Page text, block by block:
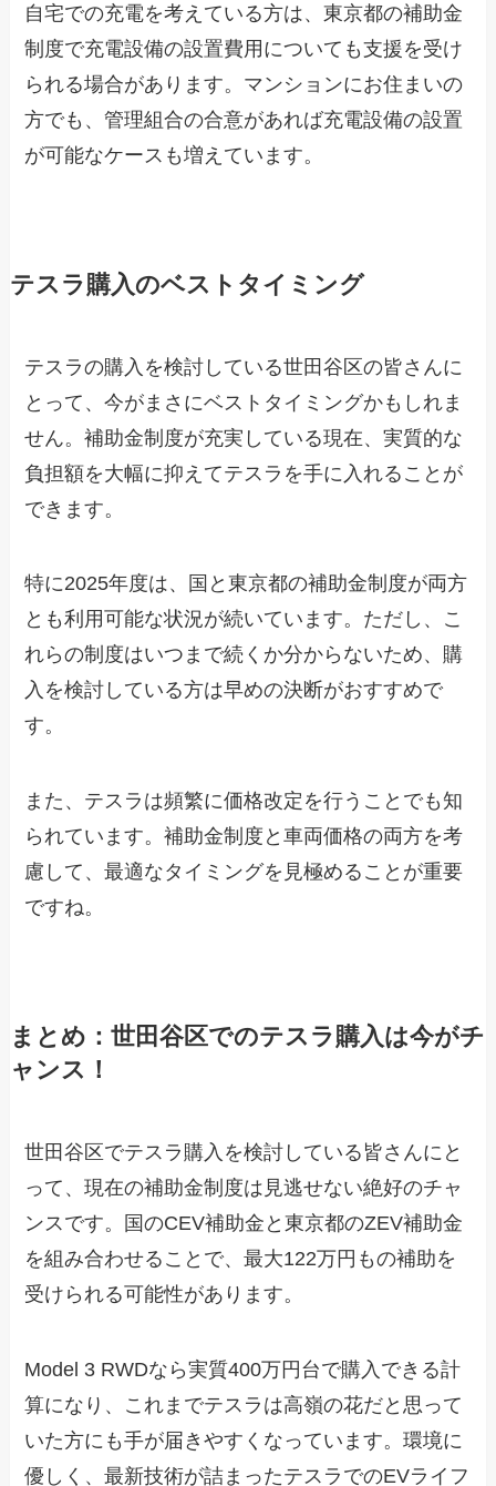
自宅での充電を考えている方は、東京都の補助金
制度で充電設備の設置費用についても支援を受け
られる場合があります。マンションにお住まいの
方でも、管理組合の合意があれば充電設備の設置
が可能なケースも増えています。
テスラ購入のベストタイミング
テスラの購入を検討している世田谷区の皆さんに
とって、今がまさにベストタイミングかもしれま
せん。補助金制度が充実している現在、実質的な
負担額を大幅に抑えてテスラを手に入れることが
できます。
特に2025年度は、国と東京都の補助金制度が両方
とも利用可能な状況が続いています。ただし、こ
れらの制度はいつまで続くか分からないため、購
入を検討している方は早めの決断がおすすめで
す。
また、テスラは頻繁に価格改定を行うことでも知
られています。補助金制度と車両価格の両方を考
慮して、最適なタイミングを見極めることが重要
ですね。
まとめ：世田谷区でのテスラ購入は今がチ
ャンス！
世田谷区でテスラ購入を検討している皆さんにと
って、現在の補助金制度は見逃せない絶好のチャ
ンスです。国のCEV補助金と東京都のZEV補助金
を組み合わせることで、最大122万円もの補助を
受けられる可能性があります。
Model 3 RWDなら実質400万円台で購入できる計
算になり、これまでテスラは高嶺の花だと思って
いた方にも手が届きやすくなっています。環境に
優しく、最新技術が詰まったテスラでのEVライフ